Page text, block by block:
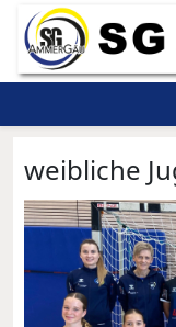
weibliche